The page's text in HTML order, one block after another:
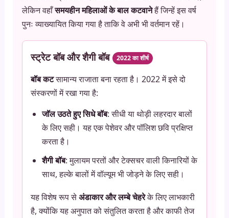
लेकिन वहाँसमयहीन महिलाओं के बाल कटवानेहैं जिन्हें इस वर्ष
पुनः व्याख्यायित किया गया है ताकि वे अभी भी वर्तमान रहें।
स्ट्रेट बॉब और शैगी बॉब 2022 का शीर्ष
बॉब कटसामान्य राजाता बना रहता है। 2022 में इसे दो
संस्करणों में रखा गया है:
जॉल उठते हुए सिधे बॉब: सीधी या थोड़ी लहरदार बालों
के लिए सही। यह एक पेशेवर और पॉलिश छवि प्रक्षिप्त
करता है।
शैगी बॉब: मुलायम परतों और टेक्सचर वाली किनारियों के
साथ, हल्के बालों में वॉल्यूम भी जोड़ने के लिए सही।
यह विशेष रूप सेअंडाकार और लम्बे चेहरेके लिए लाभकारी
है, क्योंकि यह अनुपात को संतुलित करता है और काफी तेज